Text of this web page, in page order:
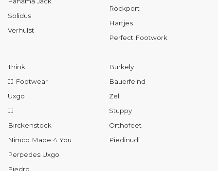
Solidus
Verhulst
Rockport
Hartjes
Perfect Footwork
Think
JJ Footwear
Uxgo
JJ
Birckenstock
Nimco Made 4 You
Perpedes Uxgo
Piedro
Burkely
Bauerfeind
Zel
Stuppy
Orthofeet
Piedinudi